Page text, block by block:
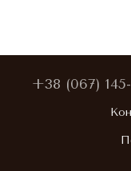
+38 (067)